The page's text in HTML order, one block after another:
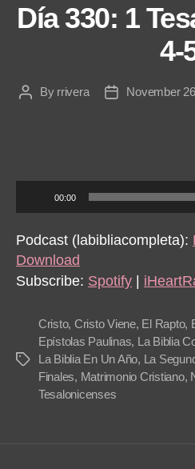
Día 330: 1
4-
PostBy rrivera
PostNovember
u
d
i
o
y
00:00
Podcast (labibliacompleta):
Download
Subscribe: Spotify
Tags
Cristo, Cristo Viene, El Rapto,
Epístolas Paulinas, La Biblia
La Biblia En Un Año, La
Finales, Matrimonio Cristiano,
Tesalonicenses